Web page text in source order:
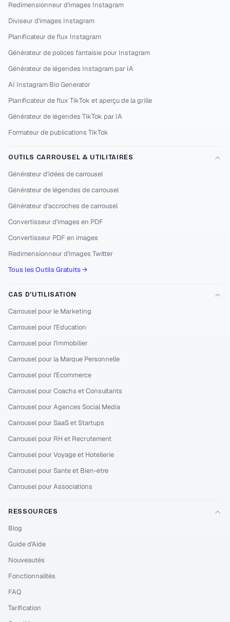
Redimensionneur d'images Instagram
Diviseur d'images Instagram
Planificateur de flux Instagram
Générateur de polices fantaisie pour Instagram
Générateur de légendes Instagram par IA
AI Instagram Bio Generator
Planificateur de flux TikTok et aperçu de la grille
Générateur de légendes TikTok par IA
Formateur de publications TikTok
OUTILS CARROUSEL & UTILITAIRES
Générateur d'idées de carrousel
Générateur de légendes de carrousel
Générateur d'accroches de carrousel
Convertisseur d'images en PDF
Convertisseur PDF en images
Redimensionneur d'images Twitter
Tous les Outils Gratuits →
CAS D'UTILISATION
Carrousel pour le Marketing
Carrousel pour l'Education
Carrousel pour l'Immobilier
Carrousel pour la Marque Personnelle
Carrousel pour l'Ecommerce
Carrousel pour Coachs et Consultants
Carrousel pour Agences Social Media
Carrousel pour SaaS et Startups
Carrousel pour RH et Recrutement
Carrousel pour Voyage et Hotellerie
Carrousel pour Sante et Bien-etre
Carrousel pour Associations
RESSOURCES
Blog
Guide d'Aide
Nouveautés
Fonctionnalités
FAQ
Tarification